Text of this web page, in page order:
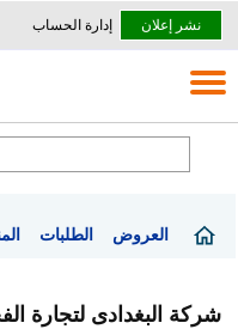
نشر إعلان إدارة الحساب
العروض الطلبات
شركة البغدادى لتجارة